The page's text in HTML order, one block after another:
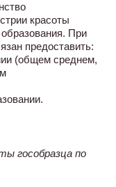
красоты
При
предоставить:
(общем среднем,
гособразца по